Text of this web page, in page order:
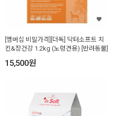
[멤버십 비밀가격][더독] 닥터소프트 치
킨&장건강 1.2kg (노령견용) [반려동물]
15,500원